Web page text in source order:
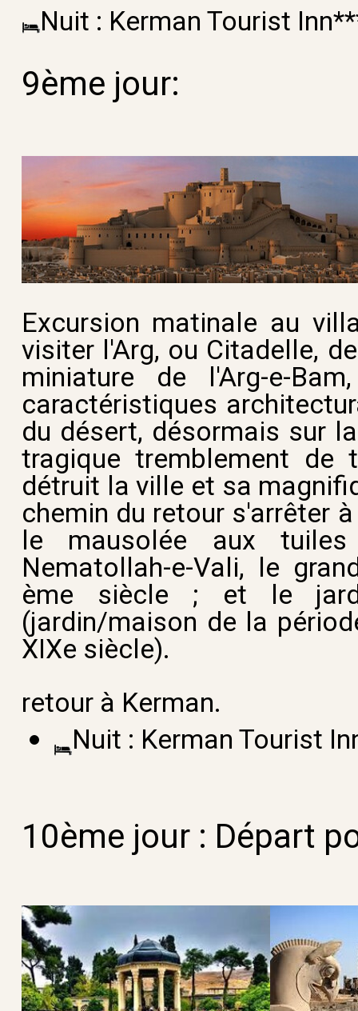
Nuit : Kerman Tourist
9ème jour:
Excursion matinale au
visiter l'Arg, ou Citadelle,
miniature de l'Arg-e-
caractéristiques
du désert, désormais sur
tragique tremblement de
détruit la ville et sa
chemin du retour s'arrêter
le mausolée aux
Nematollah-e-Vali, le
ème siècle ; et le
(jardin/maison de la
XIXe siècle).
retour à Kerman.
Nuit : Kerman Tourist
10ème jour : Départ